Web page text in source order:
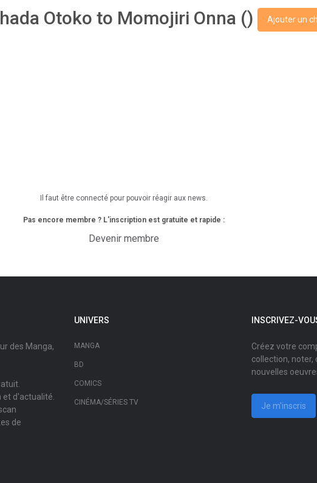
Otoko to Momojiri Onna () Ajouter un
Il faut être connecté pour pouvoir réagir aux news.
Pas encore membre ? L'inscription est gratuite et rapide :
Devenir membre
des Manga,
et d'actualité.
de
UNIVERS
MANGA
BD
COMICS
CINÉMA/SÉRIES TV
INSCRIVEZ-
Créez votre
collection,
nouvelles
Je m'inscris